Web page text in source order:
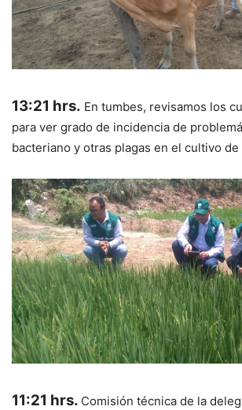
13:21 hrs. En tumbes, revisamos los
para ver grado de incidencia de
bacteriano y otras plagas en el cultivo de
11:21 hrs. Comisión técnica de la